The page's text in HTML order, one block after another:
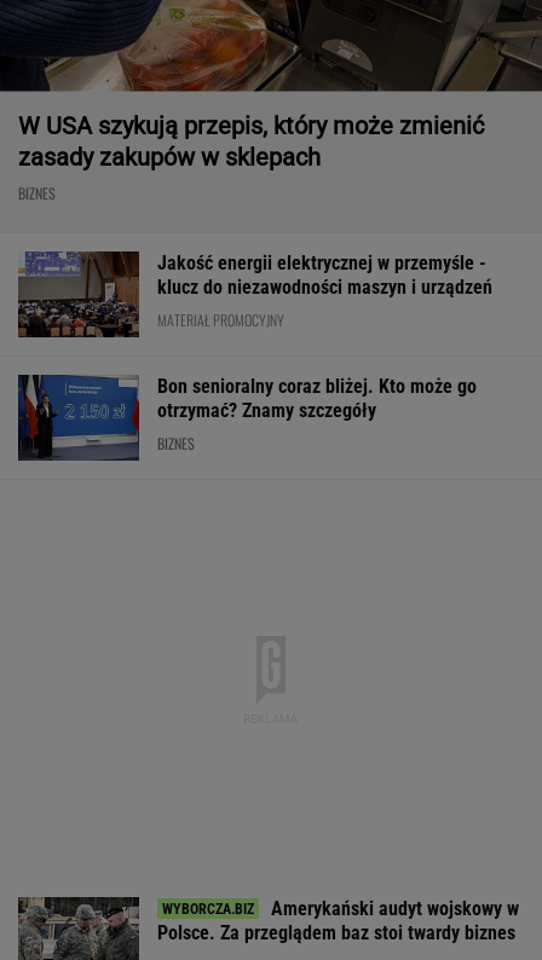
W USA szykują przepis, który może zmienić
zasady zakupów w sklepach
BIZNES
Jakość energii elektrycznej w przemyśle -
klucz do niezawodności maszyn i urządzeń
MATERIAŁ PROMOCYJNY
Bon senioralny coraz bliżej. Kto może go
otrzymać? Znamy szczegóły
BIZNES
Amerykański audyt wojskowy w
Polsce. Za przeglądem baz stoi twardy biznes